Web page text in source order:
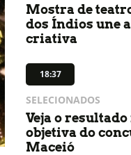
Mostra de
dos Índios une
criativa
18:37
SELECIONADOS
Veja o
objetiva do
Maceió